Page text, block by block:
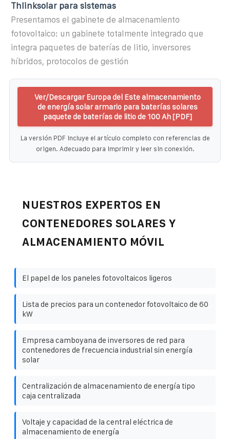
Thlinksolar para sistemas
Presentamos el gabinete de almacenamiento
fotovoltaico: un gabinete totalmente integrado que
integra paquetes de baterías de litio, inversores
híbridos, protocolos de gestión
Ver/Descargar Europa del Este almacenamiento
de energía solar armario para baterías solares
paquete de baterías de litio de 100 Ah [PDF]
La versión PDF incluye el artículo completo con referencias de
origen. Adecuado para imprimir y leer sin conexión.
NUESTROS EXPERTOS EN
CONTENEDORES SOLARES Y
ALMACENAMIENTO MÓVIL
El papel de los paneles fotovoltaicos ligeros
Lista de precios para un contenedor fotovoltaico de 60
kW
Empresa camboyana de inversores de red para
contenedores de frecuencia industrial sin energía
solar
Centralización de almacenamiento de energía tipo
caja centralizada
Voltaje y capacidad de la central eléctrica de
almacenamiento de energía